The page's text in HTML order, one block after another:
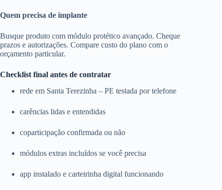
Quem precisa de implante
Busque produto com módulo protético avançado. Cheque
prazos e autorizações. Compare custo do plano com o
orçamento particular.
Checklist final antes de contratar
rede em Santa Terezinha – PE testada por telefone
carências lidas e entendidas
coparticipação confirmada ou não
módulos extras incluídos se você precisa
app instalado e carteirinha digital funcionando